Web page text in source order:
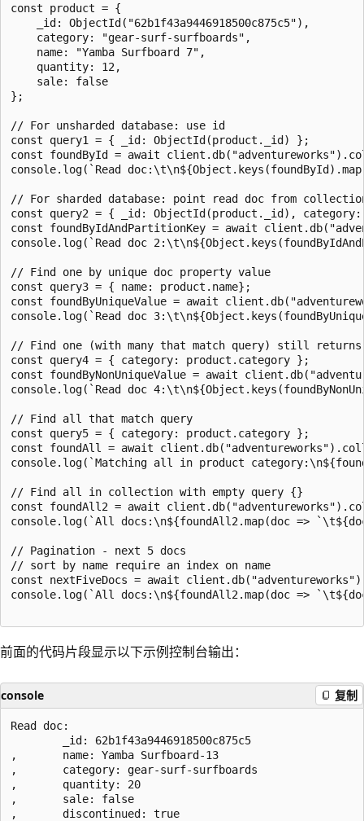
const product = {
    _id: ObjectId("62b1f43a9446918500c875c5"),
    category: "gear-surf-surfboards",
    name: "Yamba Surfboard 7",
    quantity: 12,
    sale: false
};
// For unsharded database: use id
const query1 = { _id: ObjectId(product._id) };
const foundById = await
console.log(`Read
// For sharded database: point read doc from
const query2 = { _id: ObjectId(product._id),
const foundByIdAndPartitionKey = await
console.log(`Read doc
// Find one by unique doc property value
const query3 = { name: product.name};
const foundByUniqueValue = await
console.log(`Read doc
// Find one (with many that match query) still returns
const query4 = { category: product.category };
const foundByNonUniqueValue = await
console.log(`Read doc
// Find all that match query
const query5 = { category: product.category };
const foundAll = await
console.log(`Matching all in product
// Find all in collection with empty query {}
const foundAll2 = await
console.log(`All docs:\n${foundAll2.map(doc =>
// Pagination - next 5 docs
// sort by name require an index on name
const nextFiveDocs = await
console.log(`All docs:\n${foundAll2.map(doc =>
前面的代码片段显示以下示例控制台输出：
console 复制
Read doc:
        _id: 62b1f43a9446918500c875c5
,       name: Yamba Surfboard-13
,       category: gear-surf-surfboards
,       quantity: 20
,       sale: false
,       discontinued: true